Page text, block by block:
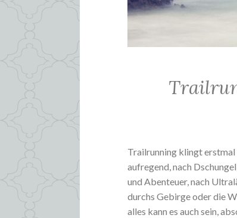
Trailrunning klingt erstmal
aufregend, nach
und Abenteuer, nach
durchs Gebirge oder die
alles kann es auch sein,